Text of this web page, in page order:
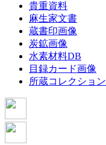
貴重資料
麻生家文書
蔵書印画像
炭鉱画像
水素材料DB
目録カード画像
所蔵コレクション